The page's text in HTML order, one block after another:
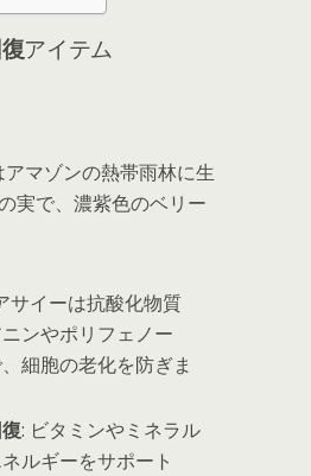
アイテム
アマゾンの熱帯雨林に生
実で、濃紫色のベリー
サイーは抗酸化物質
ニンやポリフェノー
細胞の老化を防ぎま
: ビタミンやミネラル
ルギーをサポート